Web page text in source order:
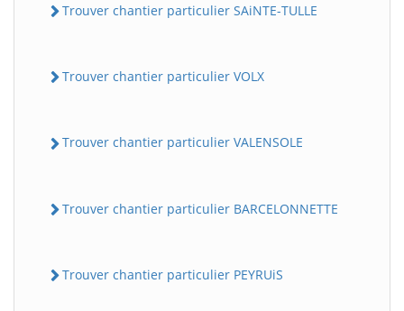
Trouver chantier particulier SAiNTE-TULLE
Trouver chantier particulier VOLX
Trouver chantier particulier VALENSOLE
Trouver chantier particulier BARCELONNETTE
Trouver chantier particulier PEYRUiS